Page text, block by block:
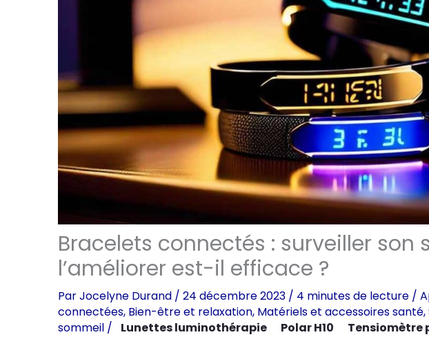
Bracelets connectés : surveiller son
l’améliorer est-il efficace ?
ParJocelyne Durand / 24 décembre 2023 / 4 minutes de lecture /
connectées, Bien-être et relaxation, Matériels et accessoires santé,
sommeil / Lunettes luminothérapie Polar H10 Tensiomètre